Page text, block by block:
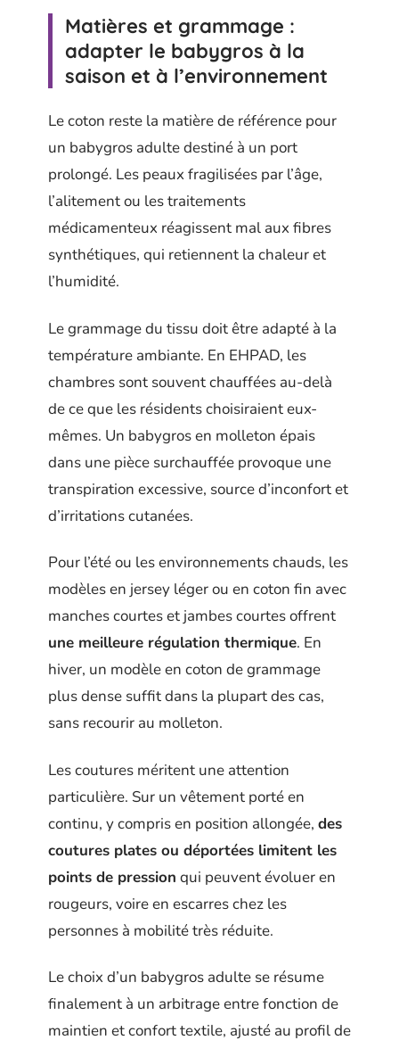
Matières et grammage :
adapter le babygros à la
saison et à l’environnement
Le coton reste la matière de référence pour
un babygros adulte destiné à un port
prolongé. Les peaux fragilisées par l’âge,
l’alitement ou les traitements
médicamenteux réagissent mal aux fibres
synthétiques, qui retiennent la chaleur et
l’humidité.
Le grammage du tissu doit être adapté à la
température ambiante. En EHPAD, les
chambres sont souvent chauffées au-delà
de ce que les résidents choisiraient eux-
mêmes. Un babygros en molleton épais
dans une pièce surchauffée provoque une
transpiration excessive, source d’inconfort et
d’irritations cutanées.
Pour l’été ou les environnements chauds, les
modèles en jersey léger ou en coton fin avec
manches courtes et jambes courtes offrent
une meilleure régulation thermique. En
hiver, un modèle en coton de grammage
plus dense suffit dans la plupart des cas,
sans recourir au molleton.
Les coutures méritent une attention
particulière. Sur un vêtement porté en
continu, y compris en position allongée, des
coutures plates ou déportées limitent les
points de pression qui peuvent évoluer en
rougeurs, voire en escarres chez les
personnes à mobilité très réduite.
Le choix d’un babygros adulte se résume
finalement à un arbitrage entre fonction de
maintien et confort textile, ajusté au profil de